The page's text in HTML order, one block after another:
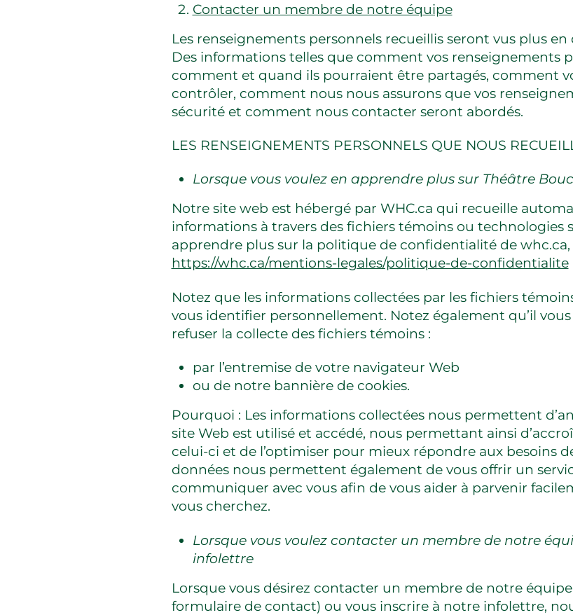
Contacter un membre de notre équipe
Les renseignements personnels recueillis seront vus plus
Des informations telles que comment vos renseignements
comment et quand ils pourraient être partagés, comment
contrôler, comment nous nous assurons que vos
sécurité et comment nous contacter seront abordés.
LES RENSEIGNEMENTS PERSONNELS QUE NOUS
Lorsque vous voulez en apprendre plus sur Théâtre
Notre site web est hébergé par WHC.ca qui recueille
informations à travers des fichiers témoins ou technologies
apprendre plus sur la politique de confidentialité de whc.ca,
https://whc.ca/mentions-legales/politique-de-confidentialite
Notez que les informations collectées par les fichiers
vous identifier personnellement. Notez également qu’il
refuser la collecte des fichiers témoins :
par l’entremise de votre navigateur Web
ou de notre bannière de cookies.
Pourquoi : Les informations collectées nous permettent
site Web est utilisé et accédé, nous permettant ainsi
celui-ci et de l’optimiser pour mieux répondre aux besoins
données nous permettent également de vous offrir un
communiquer avec vous afin de vous aider à parvenir
vous cherchez.
Lorsque vous voulez contacter un membre de notre
infolettre
Lorsque vous désirez contacter un membre de notre
formulaire de contact) ou vous inscrire à notre infolettre,